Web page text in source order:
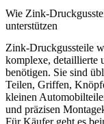
Wie Zink-
unterstützen
Zink-Druckgussteile
komplexe, detaillierte
benötigen. Sie sind
Teilen, Griffen,
kleinen
und präzisen
Für Käufer geht es